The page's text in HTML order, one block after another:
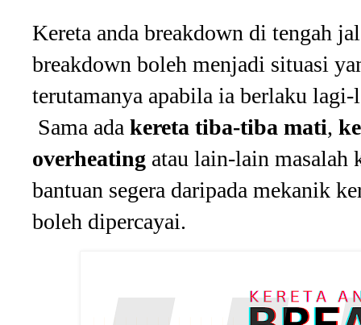
Kereta anda breakdown di tengah
breakdown boleh menjadi situasi
terutamanya apabila ia berlaku lagi-
Sama ada kereta tiba-tiba mati,
overheating atau lain-lain masalah
bantuan segera daripada mekanik
boleh dipercayai.